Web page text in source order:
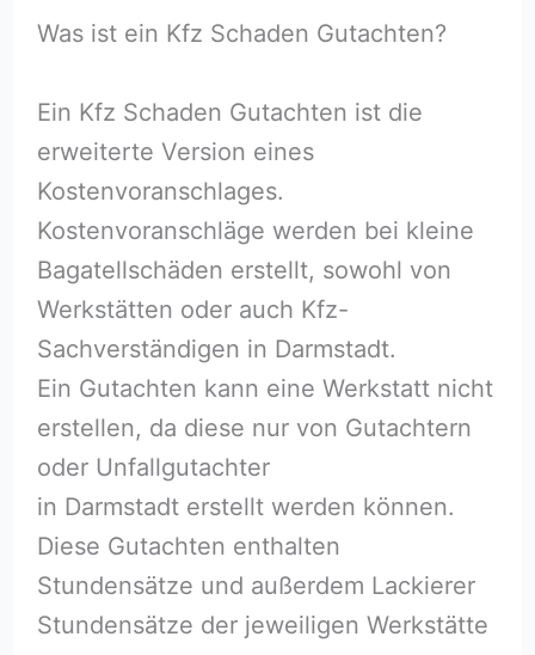
Was ist ein Kfz Schaden Gutachten?
Ein Kfz Schaden Gutachten ist die
erweiterte Version eines
Kostenvoranschlages.
Kostenvoranschläge werden bei kleine
Bagatellschäden erstellt, sowohl von
Werkstätten oder auch Kfz-
Sachverständigen in Darmstadt.
Ein Gutachten kann eine Werkstatt nicht
erstellen, da diese nur von Gutachtern
oder Unfallgutachter
in Darmstadt erstellt werden können.
Diese Gutachten enthalten
Stundensätze und außerdem Lackierer
Stundensätze der jeweiligen Werkstätte